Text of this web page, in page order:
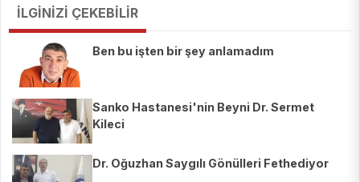
İLGİNİZİ ÇEKEBİLİR
Ben bu işten bir şey anlamadım
Sanko Hastanesi'nin Beyni Dr. Sermet
Kileci
Dr. Oğuzhan Saygılı Gönülleri Fethediyor